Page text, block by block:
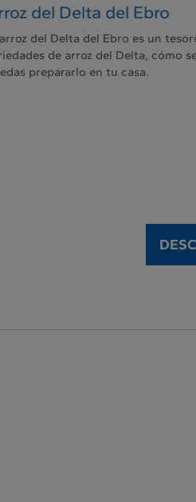
del Delta del Ebro
del Delta del Ebro es un
de arroz del Delta, cómo
prepararlo en tu casa.